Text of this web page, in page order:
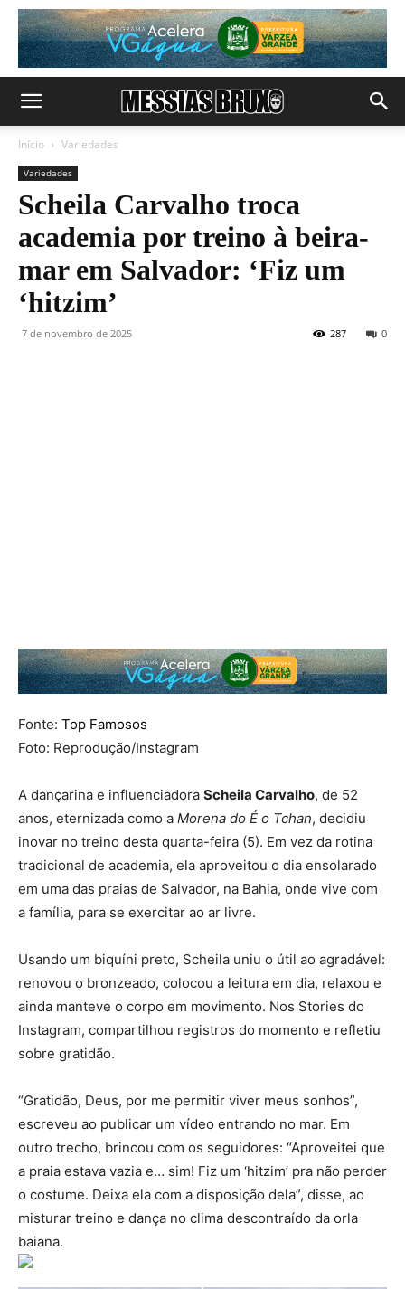
Início Variedades
Variedades
Scheila Carvalho troca
academia por treino à beira-
mar em Salvador: ‘Fiz um
‘hitzim’
7 de novembro de 2025 0
287
Fonte: Top Famosos
Foto: Reprodução/Instagram
A dançarina e influenciadora Scheila Carvalho, de 52
anos, eternizada como a Morena do É o Tchan, decidiu
inovar no treino desta quarta-feira (5). Em vez da rotina
tradicional de academia, ela aproveitou o dia ensolarado
em uma das praias de Salvador, na Bahia, onde vive com
a família, para se exercitar ao ar livre.
Usando um biquíni preto, Scheila uniu o útil ao agradável:
renovou o bronzeado, colocou a leitura em dia, relaxou e
ainda manteve o corpo em movimento. Nos Stories do
Instagram, compartilhou registros do momento e refletiu
sobre gratidão.
“Gratidão, Deus, por me permitir viver meus sonhos”,
escreveu ao publicar um vídeo entrando no mar. Em
outro trecho, brincou com os seguidores: “Aproveitei que
a praia estava vazia e… sim! Fiz um ‘hitzim’ pra não perder
o costume. Deixa ela com a disposição dela”, disse, ao
misturar treino e dança no clima descontraído da orla
baiana.